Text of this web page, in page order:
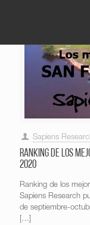
Sapiens
Ranking de los
2020
Ranking de los
Sapiens Research
de septiembre-
[…]